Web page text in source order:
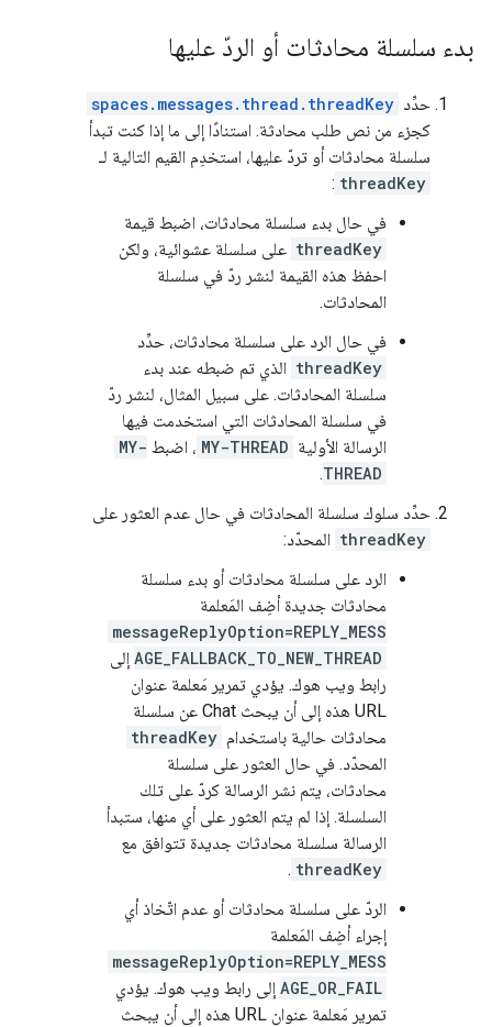
بدء سلسلة محادثات أو الردّ عليها
حدِّد spaces.messages.thread.threadKey
كجزء من نص طلب محادثة. استنادًا إلى ما إذا كنت تبدأ
سلسلة محادثات أو تردّ عليها، استخدِم القيم التالية لـ
threadKey
:
في حال بدء سلسلة محادثات، اضبط قيمة
threadKey على سلسلة عشوائية، ولكن
احفظ هذه القيمة لنشر ردّ في سلسلة
المحادثات.
في حال الرد على سلسلة محادثات، حدِّد
threadKey الذي تم ضبطه عند بدء
سلسلة المحادثات. على سبيل المثال، لنشر ردّ
في سلسلة المحادثات التي استخدمت فيها
الرسالة الأولية MY-THREAD ، اضبط MY-
THREAD
.
حدِّد سلوك سلسلة المحادثات في حال عدم العثور على
threadKey المحدّد:
الرد على سلسلة محادثات أو بدء سلسلة
محادثات جديدة أضِف المَعلمة
messageReplyOption=REPLY_MESS
AGE_FALLBACK_TO_NEW_THREAD إلى
رابط ويب هوك. يؤدي تمرير مَعلمة عنوان
URL هذه إلى أن يبحث Chat عن سلسلة
محادثات حالية باستخدام threadKey
المحدّد. في حال العثور على سلسلة
محادثات، يتم نشر الرسالة كردّ على تلك
السلسلة. إذا لم يتم العثور على أي منها، ستبدأ
الرسالة سلسلة محادثات جديدة تتوافق مع
threadKey
.
الردّ على سلسلة محادثات أو عدم اتّخاذ أي
إجراء أضِف المَعلمة
messageReplyOption=REPLY_MESS
AGE_OR_FAIL إلى رابط ويب هوك. يؤدي
تمرير مَعلمة عنوان URL هذه إلى أن يبحث